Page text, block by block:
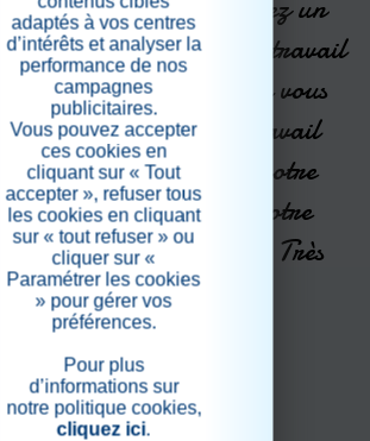
toutes et tous, avez un
mais difficile, un travail
à cœur. Je tenais à vous
et toutes pour le travail
vous effectuez, pour votre
votre disponibilité, votre
professionnalisme. Très
sincèrement. »
Denis - 06 Avril 2018
adaptés à vos centres
d’intérêts et analyser la
performance de nos
campagnes
publicitaires.
Vous pouvez accepter
ces cookies en
cliquant sur « Tout
accepter », refuser tous
les cookies en cliquant
sur « tout refuser » ou
cliquer sur «
Paramétrer les cookies
» pour gérer vos
préférences.
Pour plus
d’informations sur
notre politique cookies,
cliquez ici.